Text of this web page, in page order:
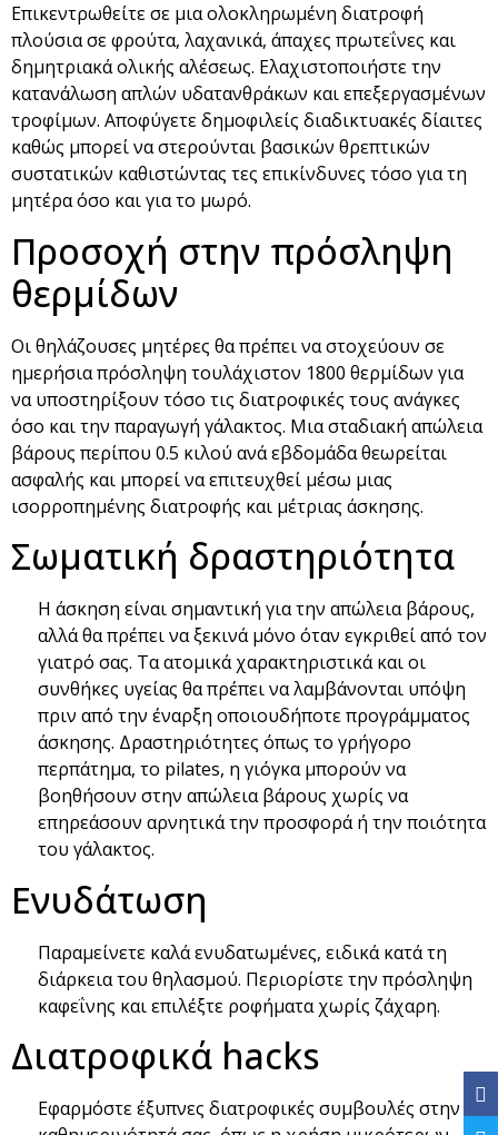
Επικεντρωθείτε σε μια ολοκληρωμένη διατροφή
πλούσια σε φρούτα, λαχανικά, άπαχες πρωτεΐνες και
δημητριακά ολικής αλέσεως. Ελαχιστοποιήστε την
κατανάλωση απλών υδατανθράκων και επεξεργασμένων
τροφίμων. Αποφύγετε δημοφιλείς διαδικτυακές δίαιτες
καθώς μπορεί να στερούνται βασικών θρεπτικών
συστατικών καθιστώντας τες επικίνδυνες τόσο για τη
μητέρα όσο και για το μωρό.
Προσοχή στην πρόσληψη
θερμίδων
Οι θηλάζουσες μητέρες θα πρέπει να στοχεύουν σε
ημερήσια πρόσληψη τουλάχιστον 1800 θερμίδων για
να υποστηρίξουν τόσο τις διατροφικές τους ανάγκες
όσο και την παραγωγή γάλακτος. Μια σταδιακή απώλεια
βάρους περίπου 0.5 κιλού ανά εβδομάδα θεωρείται
ασφαλής και μπορεί να επιτευχθεί μέσω μιας
ισορροπημένης διατροφής και μέτριας άσκησης.
Σωματική δραστηριότητα
Η άσκηση είναι σημαντική για την απώλεια βάρους,
αλλά θα πρέπει να ξεκινά μόνο όταν εγκριθεί από τον
γιατρό σας. Τα ατομικά χαρακτηριστικά και οι
συνθήκες υγείας θα πρέπει να λαμβάνονται υπόψη
πριν από την έναρξη οποιουδήποτε προγράμματος
άσκησης. Δραστηριότητες όπως το γρήγορο
περπάτημα, το pilates, η γιόγκα μπορούν να
βοηθήσουν στην απώλεια βάρους χωρίς να
επηρεάσουν αρνητικά την προσφορά ή την ποιότητα
του γάλακτος.
Ενυδάτωση
Παραμείνετε καλά ενυδατωμένες, ειδικά κατά τη
διάρκεια του θηλασμού. Περιορίστε την πρόσληψη
καφεΐνης και επιλέξτε ροφήματα χωρίς ζάχαρη.
Διατροφικά hacks
Εφαρμόστε έξυπνες διατροφικές συμβουλές στην